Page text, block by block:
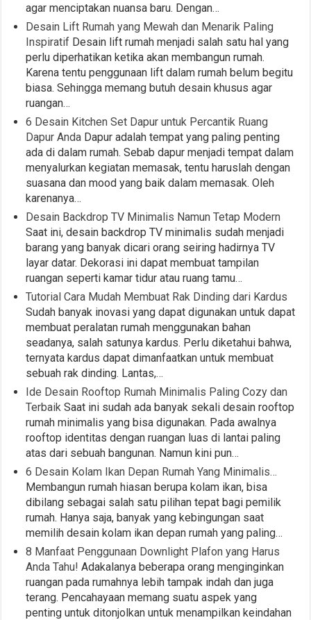
agar menciptakan nuansa baru. Dengan…
Desain Lift Rumah yang Mewah dan Menarik Paling
Inspiratif Desain lift rumah menjadi salah satu hal yang
perlu diperhatikan ketika akan membangun rumah.
Karena tentu penggunaan lift dalam rumah belum begitu
biasa. Sehingga memang butuh desain khusus agar
ruangan…
6 Desain Kitchen Set Dapur untuk Percantik Ruang
Dapur Anda Dapur adalah tempat yang paling penting
ada di dalam rumah. Sebab dapur menjadi tempat dalam
menyalurkan kegiatan memasak, tentu haruslah dengan
suasana dan mood yang baik dalam memasak. Oleh
karenanya…
Desain Backdrop TV Minimalis Namun Tetap Modern
Saat ini, desain backdrop TV minimalis sudah menjadi
barang yang banyak dicari orang seiring hadirnya TV
layar datar. Dekorasi ini dapat membuat tampilan
ruangan seperti kamar tidur atau ruang tamu…
Tutorial Cara Mudah Membuat Rak Dinding dari Kardus
Sudah banyak inovasi yang dapat digunakan untuk dapat
membuat peralatan rumah menggunakan bahan
seadanya, salah satunya kardus. Perlu diketahui bahwa,
ternyata kardus dapat dimanfaatkan untuk membuat
sebuah rak dinding. Lantas,…
Ide Desain Rooftop Rumah Minimalis Paling Cozy dan
Terbaik Saat ini sudah ada banyak sekali desain rooftop
rumah minimalis yang bisa digunakan. Pada awalnya
rooftop identitas dengan ruangan luas di lantai paling
atas dari sebuah bangunan. Namun kini pun…
6 Desain Kolam Ikan Depan Rumah Yang Minimalis…
Membangun rumah hiasan berupa kolam ikan, bisa
dibilang sebagai salah satu pilihan tepat bagi pemilik
rumah. Hanya saja, banyak yang kebingungan saat
memilih desain kolam ikan depan rumah yang paling…
8 Manfaat Penggunaan Downlight Plafon yang Harus
Anda Tahu! Adakalanya beberapa orang menginginkan
ruangan pada rumahnya lebih tampak indah dan juga
terang. Pencahayaan memang suatu aspek yang
penting untuk ditonjolkan untuk menampilkan keindahan